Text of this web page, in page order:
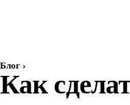
Блог ›
Как